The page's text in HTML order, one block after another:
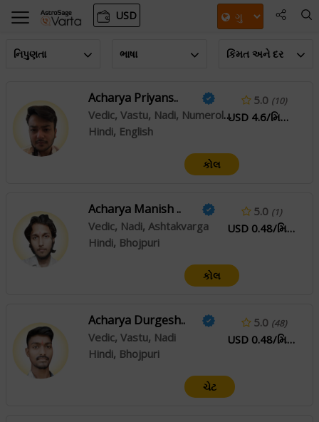
USD
નિપુણતા ભાષા કિંમત અને દર
Acharya Priyans..
Vedic, Vastu, Nadi, Numerology, Prashna/horary
Hindi, English
5.0 (10)
USD 4.6/મિનિટ
કોલ
Acharya Manish ..
Vedic, Nadi, Ashtakvarga
Hindi, Bhojpuri
5.0 (1)
USD 0.48/મિનિટ
કોલ
Acharya Durgesh..
Vedic, Vastu, Nadi
Hindi, Bhojpuri
5.0 (48)
USD 0.48/મિનિટ
ચેટ